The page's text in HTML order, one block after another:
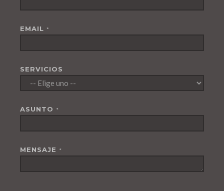
EMAIL *
SERVICIOS
ASUNTO *
MENSAJE *